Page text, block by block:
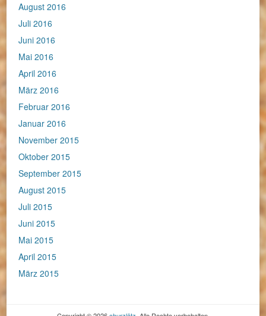
August 2016
Juli 2016
Juni 2016
Mai 2016
April 2016
März 2016
Februar 2016
Januar 2016
November 2015
Oktober 2015
September 2015
August 2015
Juli 2015
Juni 2015
Mai 2015
April 2015
März 2015